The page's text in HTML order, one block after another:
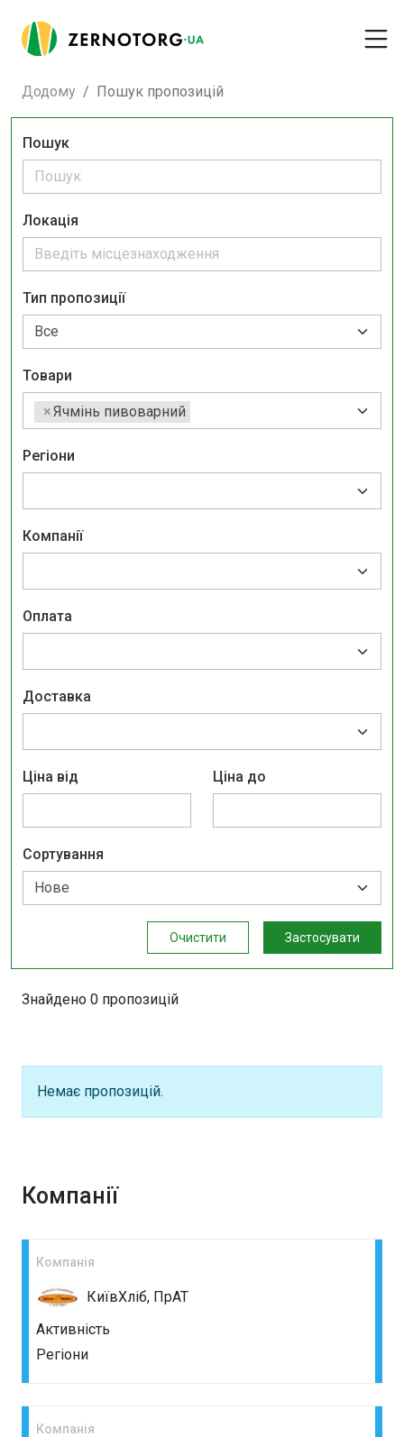
Додому Пошук пропозицій
Пошук
Локація
Тип пропозиції
Товари
×Ячмінь пивоварний
Регіони
Компанії
Оплата
Доставка
Ціна від Ціна до
Сортування
Очистити Застосувати
Знайдено 0 пропозицій
Немає пропозицій.
Компанії
Компанія
КиївХліб, ПрАТ
Активність
Регіони
Компанія